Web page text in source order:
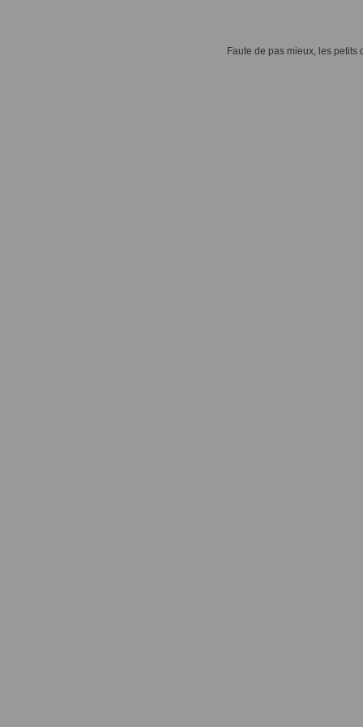
Faute de pas mieux, les